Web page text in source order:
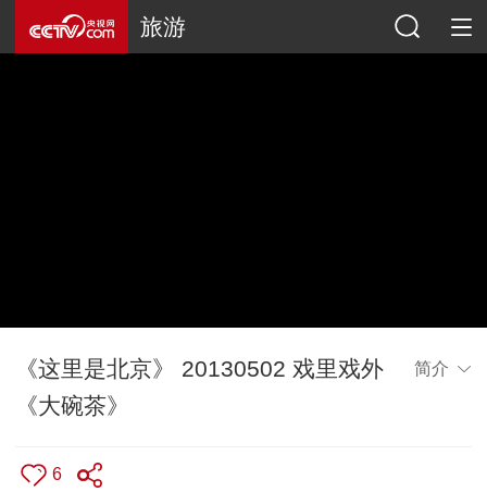
旅游
《这里是北京》 20130502 戏里戏外
《大碗茶》
简介
6